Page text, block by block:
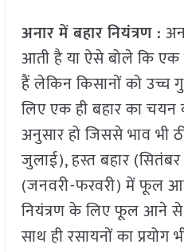
अनार में बहार नियंत्रण :
आती है या ऐसे बोले कि
हैं लेकिन किसानों को उच्च
लिए एक ही बहार का चयन
अनुसार हो जिससे भाव भी
जुलाई), हस्त बहार
(जनवरी-फरवरी) में फूल
नियंत्रण के लिए फूल आने
साथ ही रसायनों का